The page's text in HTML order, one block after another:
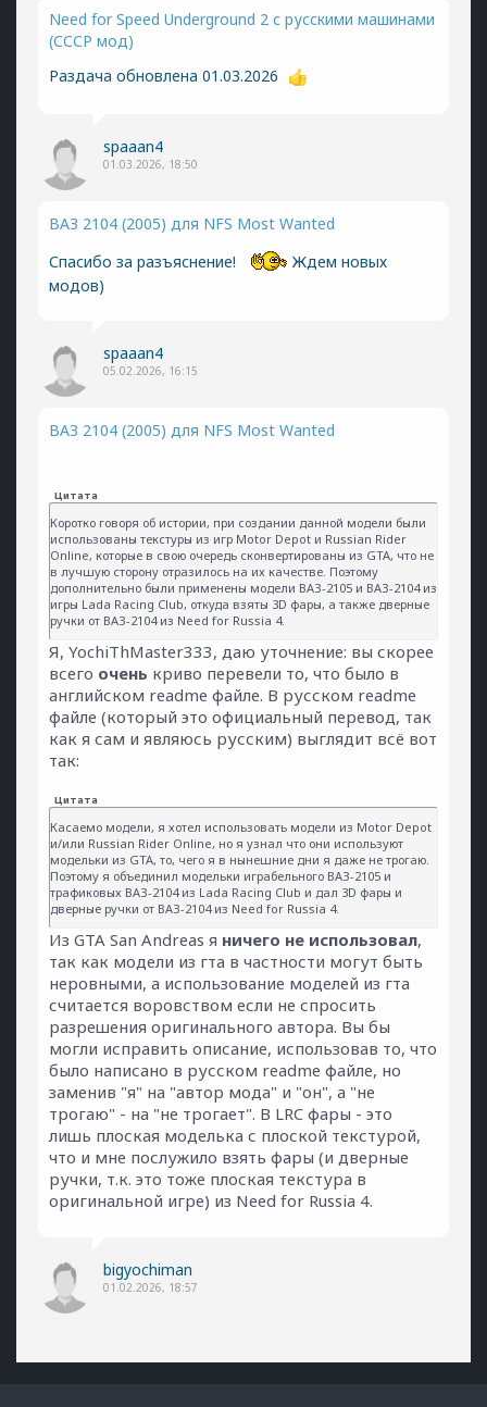
Need for Speed Underground 2 с русскими машинами
(СССР мод)
Раздача обновлена 01.03.2026
spaaan4
01.03.2026, 18:50
ВАЗ 2104 (2005) для NFS Most Wanted
Спасибо за разъяснение!
Ждем новых
модов)
spaaan4
05.02.2026, 16:15
ВАЗ 2104 (2005) для NFS Most Wanted
Цитата
Коротко говоря об истории, при создании данной модели были
использованы текстуры из игр Motor Depot и Russian Rider
Online, которые в свою очередь сконвертированы из GTA, что не
в лучшую сторону отразилось на их качестве. Поэтому
дополнительно были применены модели ВАЗ-2105 и ВАЗ-2104 из
игры Lada Racing Club, откуда взяты 3D фары, а также дверные
ручки от ВАЗ-2104 из Need for Russia 4.
Я, YochiThMaster333, даю уточнение: вы скорее
всего очень криво перевели то, что было в
английском readme файле. В русском readme
файле (который это официальный перевод, так
как я сам и являюсь русским) выглядит всё вот
так:
Цитата
Касаемо модели, я хотел использовать модели из Motor Depot
и/или Russian Rider Online, но я узнал что они используют
модельки из GTA, то, чего я в нынешние дни я даже не трогаю.
Поэтому я объединил модельки играбельного ВАЗ-2105 и
трафиковых ВАЗ-2104 из Lada Racing Club и дал 3D фары и
дверные ручки от ВАЗ-2104 из Need for Russia 4.
Из GTA San Andreas я ничего не использовал,
так как модели из гта в частности могут быть
неровными, а использование моделей из гта
считается воровством если не спросить
разрешения оригинального автора. Вы бы
могли исправить описание, использовав то, что
было написано в русском readme файле, но
заменив "я" на "автор мода" и "он", а "не
трогаю" - на "не трогает". В LRC фары - это
лишь плоская моделька с плоской текстурой,
что и мне послужило взять фары (и дверные
ручки, т.к. это тоже плоская текстура в
оригинальной игре) из Need for Russia 4.
bigyochiman
01.02.2026, 18:57